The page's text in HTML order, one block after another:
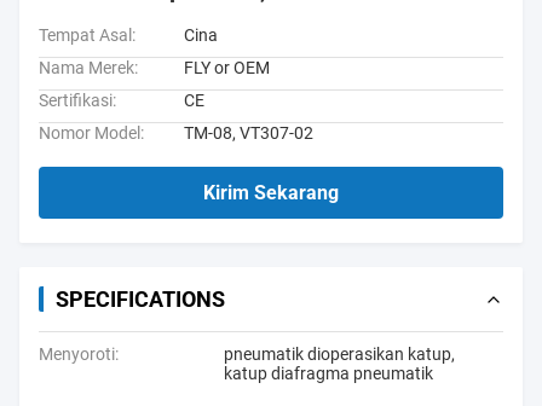
Tempat Asal:
Cina
Nama Merek:
FLY or OEM
Sertifikasi:
CE
Nomor Model:
TM-08, VT307-02
Kirim Sekarang
SPECIFICATIONS
Menyoroti: pneumatik dioperasikan katup,
katup diafragma pneumatik